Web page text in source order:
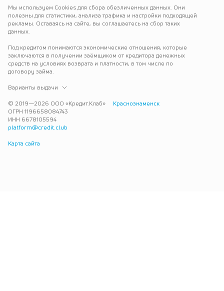
Мы используем Cookies для сбора обезличенных данных. Они
полезны для статистики, анализа трафика и настройки подходящей
рекламы. Оставаясь на сайте, вы соглашаетесь на сбор таких
данных.
Под кредитом понимаются экономические отношения, которые
заключаются в получении заёмщиком от кредитора денежных
средств на условиях возврата и платности, в том числе по
договору займа.
Варианты выдачи
© 2019—2026 ООО «Кредит.Клаб»
ОГРН 1196658084743
ИНН 6678105594
Краснознаменск
platform@credit.club
Карта сайта